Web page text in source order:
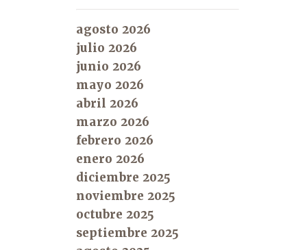
agosto 2026
julio 2026
junio 2026
mayo 2026
abril 2026
marzo 2026
febrero 2026
enero 2026
diciembre 2025
noviembre 2025
octubre 2025
septiembre 2025